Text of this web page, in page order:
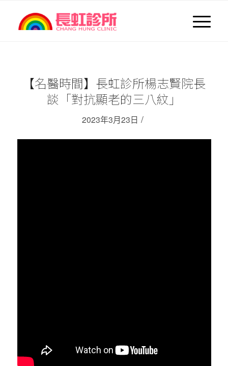
【名醫時間】長虹診所楊志賢院長
談「對抗顯老的三八紋」
2023年3月23日 /